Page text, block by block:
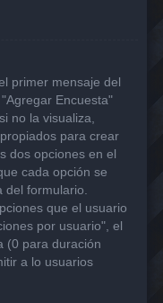
primer mensaje del
Encuesta"
no la visualiza,
para crear
dos opciones en el
cada opción se
formulario.
que el usuario
por usuario", el
(0 para duración
a lo usuarios